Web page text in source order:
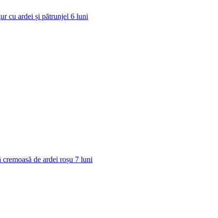
cu ardei și pătrunjel 6 luni
cremoasă de ardei roșu 7 luni